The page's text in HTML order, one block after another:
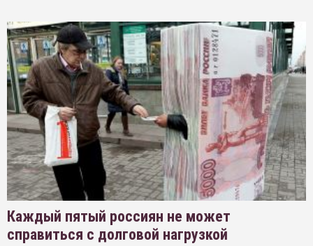
Каждый пятый россиян не может
справиться с долговой нагрузкой